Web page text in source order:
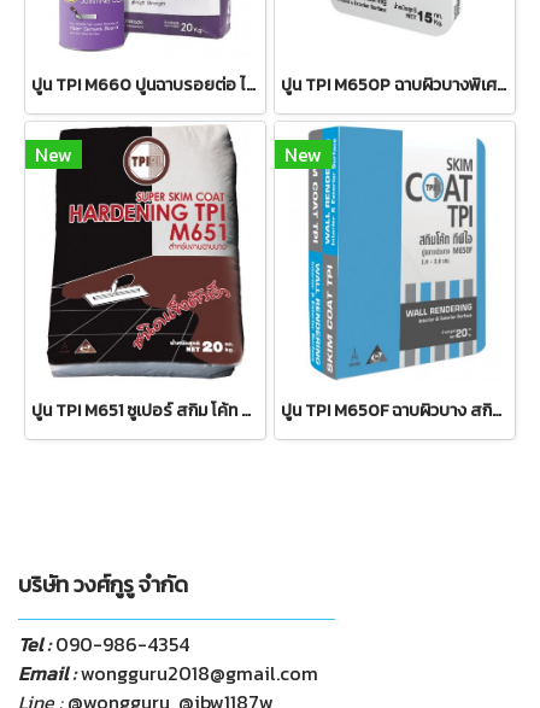
ปูน TPI M660 ปูนฉาบรอยต่อ ไฟเบอร์ซีเมนต์บอร์ด ปูน TPI M650P ฉาบผิวบางพิเศษ ซูเปอร์ พรีเมี่ยม สกิมโค้ท 15 กก. สูตรเรียบเนียนมันวาวพิเศษ
New
ปูน TPI M651 ซูเปอร์ สกิม โค้ท ชนิดแข็งตัวเร็ว Hardening 20 กก. ฉาบบางเพื่อซ่อมแซม รอยแตก รู ร่อง
New
ปูน TPI M650F ฉาบผิวบาง สกิม โค้ท 20 กก. สูตรผนังห้องไม่อับชื้น
บริษัท วงศ์กูรู จำกัด
Tel :090-986-4354
Email :wongguru2018@gmail.com
Line :@wongguru, @ibw1187w